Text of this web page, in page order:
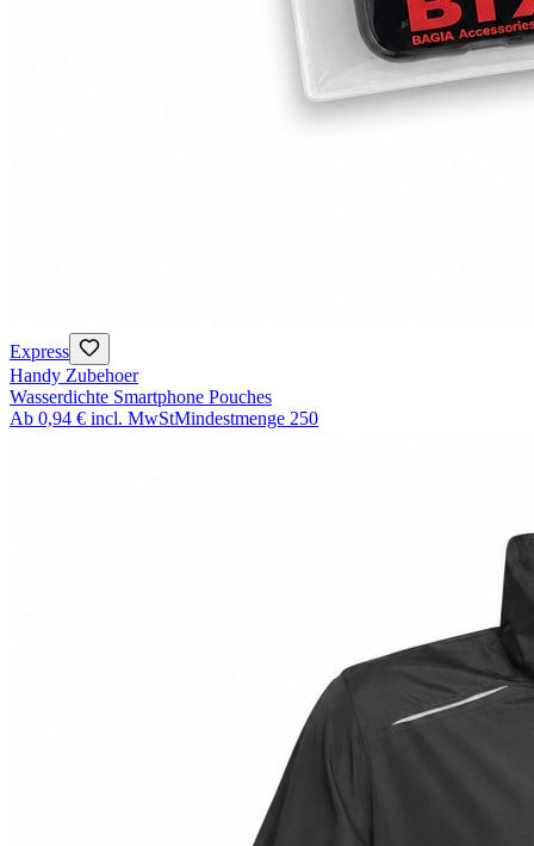
Express
Handy Zubehoer
Wasserdichte Smartphone Pouches
Ab 0,94 € incl. MwStMindestmenge 250